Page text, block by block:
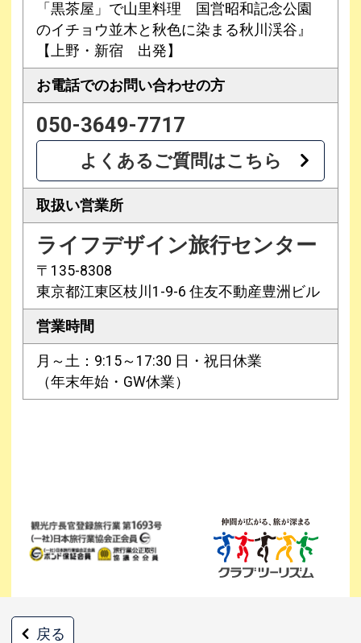
「黒茶屋」で山里料理 国営昭和記念公園
のイチョウ並木と秋色に染まる秋川渓谷』
【上野・新宿 出発】
お電話でのお問い合わせの方
050-3649-7717
よくあるご質問はこちら
取扱い営業所
ライフデザイン旅行センター
〒135-8308
東京都江東区枝川1-9-6 住友不動産豊洲ビル
営業時間
月～土：9:15～17:30 日・祝日休業
（年末年始・GW休業）
戻る